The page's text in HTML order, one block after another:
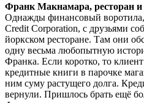
Франк Макнамара, ресторан и
Однажды финансовый
Credit Corporation, с друзьями
йоркском ресторане. Там они
одну весьма любопытную
Франка. Если коротко, то
кредитные книги в парочке
ним суму растущего долга.
вернули. Пришлось брать ещё